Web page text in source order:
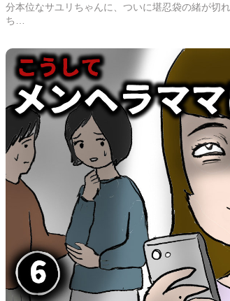
分本位なサユリちゃんに、ついに堪忍袋の緒が切
ち…